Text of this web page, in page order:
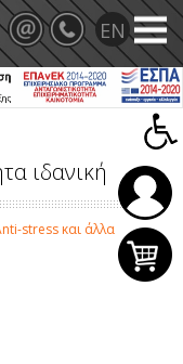
ιδανική
stress και άλλα